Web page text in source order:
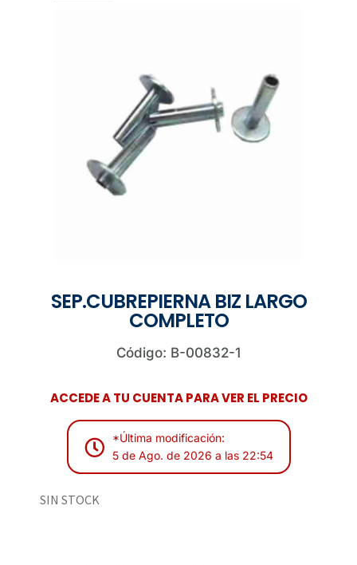
SEP.CUBREPIERNA BIZ LARGO
COMPLETO
Código: B-00832-1
ACCEDE A TU CUENTA PARA VER EL PRECIO
*Última modificación:
5 de Ago. de 2026 a las 22:54
SIN STOCK